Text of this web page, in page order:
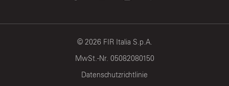
© 2026 FIR Italia S.p.A.
MwSt.-Nr. 05082080150
Datenschutzrichtlinie